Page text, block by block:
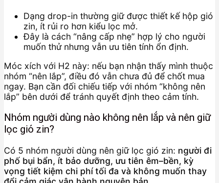
Dạng drop-in thường giữ được thiết kế hộp gió
zin, ít rủi ro hơn kiểu lọc mở.
Đây là cách “nâng cấp nhẹ” hợp lý cho người
muốn thử nhưng vẫn ưu tiên tính ổn định.
Móc xích với H2 này: nếu bạn nhận thấy mình thuộc
nhóm “nên lắp”, điều đó vẫn chưa đủ để chốt mua
ngay. Bạn cần đối chiếu tiếp với nhóm “không nên
lắp” bên dưới để tránh quyết định theo cảm tính.
Nhóm người dùng nào không nên lắp và nên giữ
lọc gió zin?
Có 5 nhóm người dùng nên giữ lọc gió zin: người đi
phố bụi bẩn, ít bảo dưỡng, ưu tiên êm–bền, kỳ
vọng tiết kiệm chi phí tối đa và không muốn thay